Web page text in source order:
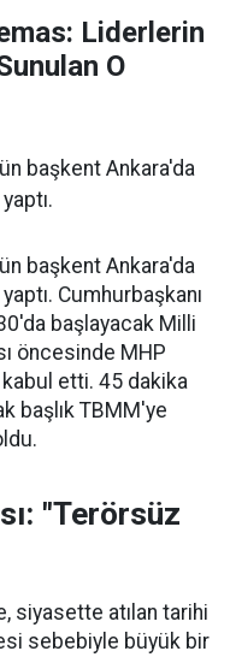
Liderlerin
O
başkent Ankara'da
başkent Ankara'da
Cumhurbaşkanı
başlayacak Milli
öncesinde MHP
kabul etti. 45 dakika
başlık TBMM'ye
"Terörsüz
siyasette atılan tarihi
sebebiyle büyük bir